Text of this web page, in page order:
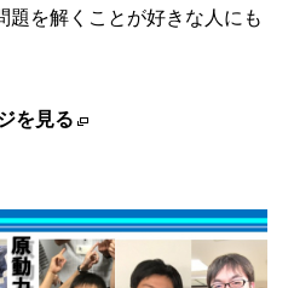
題を解くことが好きな人にも
を見る